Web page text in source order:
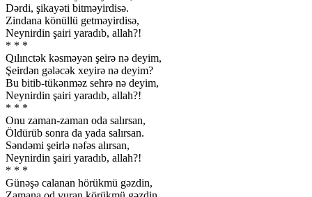
Dərdi, şikayəti bitməyirdisə.
Zindana könüllü getməyirdisə,
Neynirdin şairi yaradıb, allah?!
* * *
Qılınctək kəsməyən şeirə nə deyim,
Şeirdən gələcək xeyirə nə deyim?
Bu bitib-tükənməz sehrə nə deyim,
Neynirdin şairi yaradıb, allah?!
* * *
Onu zaman-zaman oda salırsan,
Öldürüb sonra da yada salırsan.
Səndəmi şeirlə nəfəs alırsan,
Neynirdin şairi yaradıb, allah?!
* * *
Günəşə calanan hörükmü gəzdin,